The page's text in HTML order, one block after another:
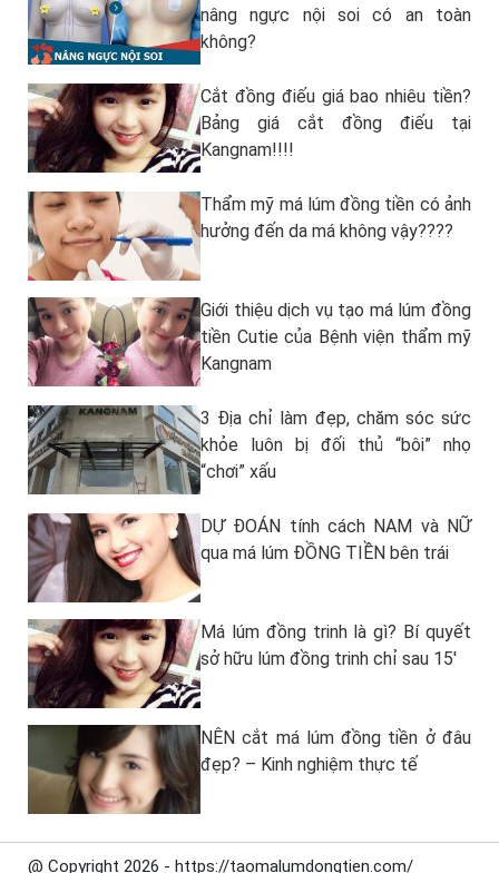
Replynâng ngực nội soi có an toàn
không?
Cắt đồng điếu giá bao nhiêu tiền?
Bảng giá cắt đồng điếu tại
Kangnam!!!!
Thẩm mỹ má lúm đồng tiền có ảnh
hưởng đến da má không vậy????
Giới thiệu dịch vụ tạo má lúm đồng
tiền Cutie của Bệnh viện thẩm mỹ
Kangnam
3 Địa chỉ làm đẹp, chăm sóc sức
khỏe luôn bị đối thủ “bôi” nhọ
“chơi” xấu
DỰ ĐOÁN tính cách NAM và NỮ
qua má lúm ĐỒNG TIỀN bên trái
Má lúm đồng trinh là gì? Bí quyết
sở hữu lúm đồng trinh chỉ sau 15′
NÊN cắt má lúm đồng tiền ở đâu
đẹp? – Kinh nghiệm thực tế
@ Copyright 2026 - https://taomalumdongtien.com/